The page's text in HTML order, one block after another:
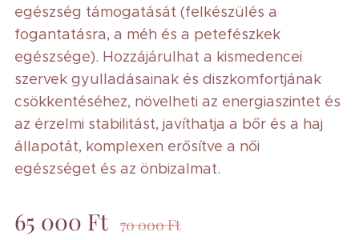
egészség támogatását (felkészülés a
fogantatásra, a méh és a petefészkek
egészsége). Hozzájárulhat a kismedencei
szervek gyulladásainak és diszkomfortjának
csökkentéséhez, növelheti az energiaszintet és
az érzelmi stabilitást, javíthatja a bőr és a haj
állapotát, komplexen erősítve a női
egészséget és az önbizalmat.
65 000 Ft 70 000Ft